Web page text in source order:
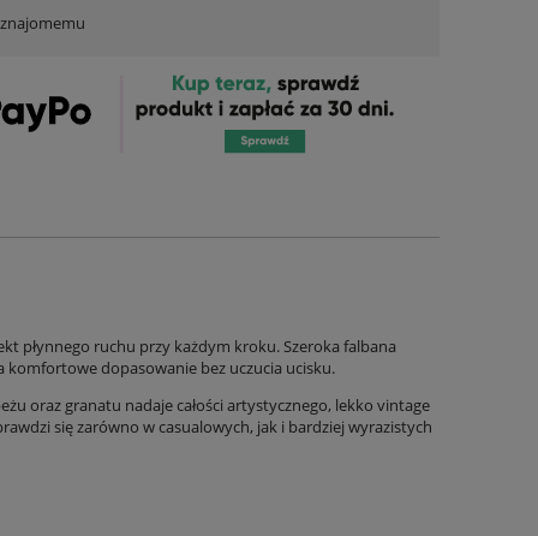
płynnego ruchu przy każdym kroku. Szeroka falbana
komfortowe dopasowanie bez uczucia ucisku.
oraz granatu nadaje całości artystycznego, lekko vintage
się zarówno w casualowych, jak i bardziej wyrazistych